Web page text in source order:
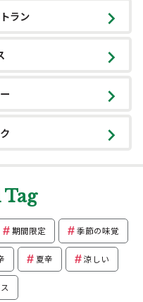
ラン
期間限定 季節の味覚
夏辛 涼しい